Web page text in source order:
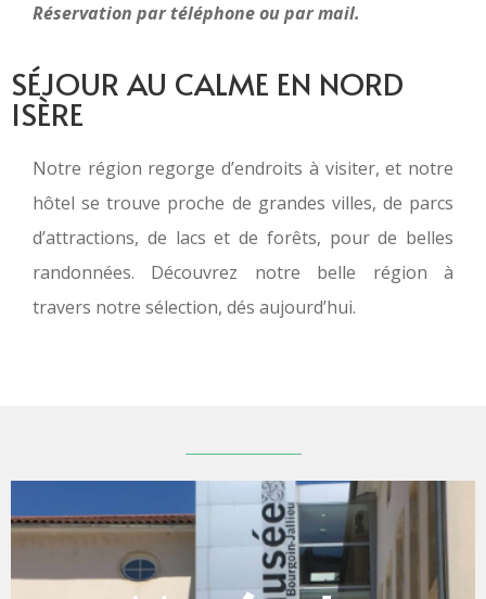
Réservation par téléphone ou par mail.
SÉJOUR AU CALME EN NORD
ISÈRE
Notre région regorge d’endroits à visiter, et notre
hôtel se trouve proche de grandes villes, de parcs
d’attractions, de lacs et de forêts, pour de belles
randonnées. Découvrez notre belle région à
travers notre sélection, dés aujourd’hui.